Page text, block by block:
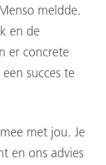
meldde.
en de
er concrete
succes te
met jou. Je
en ons advies